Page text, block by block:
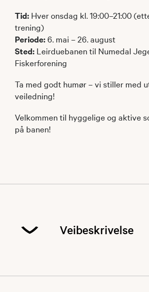
Tid: Hver onsdag kl. 19:00–21:00
trening)
Periode:6. mai – 26. august
Sted: Leirduebanen til Numedal
Fiskerforening
Ta med godt humør – vi stiller med
veiledning!
Velkommen til hyggelige og aktive
på banen!
Veibeskrivelse